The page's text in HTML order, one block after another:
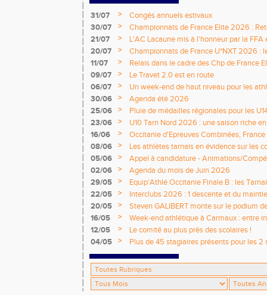
31/07 >
Congés annuels estivaux
30/07
>
Championnats de France Elite 2026 :
21/07
>
L'AC Lacaune mis à l'honneur par la
20/07
>
Championnats de France U*NXT 2026 :
titres nationaux !
11/07 >
Relais dans le cadre des Chp de France
09/07
>
Le Travet 2.0 est en route
06/07
>
Un week-end de haut niveau pour les
nationale
30/06 >
Agenda été 2026
25/06
>
Pluie de médailles régionales pour les
23/06
>
U10 Tarn Nord 2026 : une saison riche
émotions
16/06 >
Occitanie d'Epreuves Combinées,
National de Castres
08/06 >
Les athlètes tarnais en évidence sur les
05/06
>
Appel à candidature - Animations/
2026 / 2027
02/06 >
Agenda du mois de Juin 2026
29/05
>
Equip’Athlé Occitanie Finale B : les
22/05
>
Interclubs 2026 : 1 descente et du
20/05
>
Steven GALIBERT monte sur le podium
16/05
>
Week-end athlétique à Carmaux : entre
départementaux jeunes
12/05 >
Le comité au plus près des scolaires !
04/05
>
Plus de 45 stagiaires présents pour les 2